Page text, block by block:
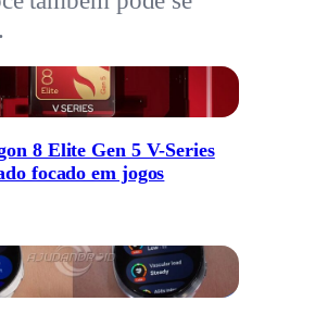
8 Elite Gen 5 V-Series
focado em jogos